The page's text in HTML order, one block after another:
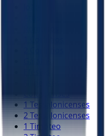
1 Tessalonicenses
2 Tessalonicenses
1 Timóteo